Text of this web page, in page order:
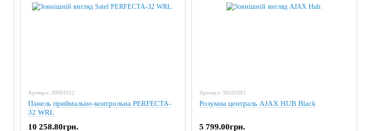
Артикул: 30901012
Панель приймально-контрольна PERFECTA-
32 WRL
10 258.80грн.
Артикул: 30105001
Розумна централь AJAX HUB Black
5 799.00грн.